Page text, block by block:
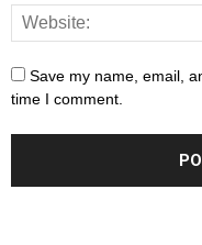
Save my name, email,
time I comment.